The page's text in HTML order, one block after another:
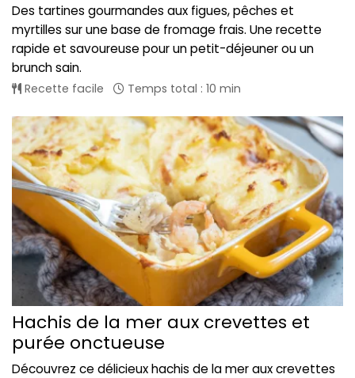
Des tartines gourmandes aux figues, pêches et
myrtilles sur une base de fromage frais. Une recette
rapide et savoureuse pour un petit-déjeuner ou un
brunch sain.
Recette facile Temps total : 10 min
Hachis de la mer aux crevettes et
purée onctueuse
Découvrez ce délicieux hachis de la mer aux crevettes